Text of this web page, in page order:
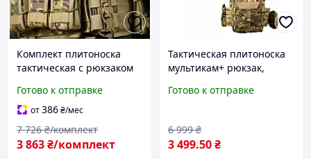
Комплект плитоноска
тактическая с рюкзаком
2213
Готово к отправке
от386₴/мес
3 863₴/комплект
7 726 ₴/комплект
Тактическая плитоноска
мультикам+ рюкзак,
25х30, военая плитоноска
Готово к отправке
3 499.50₴
6 999 ₴